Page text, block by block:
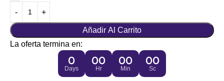
Añadir Al Carrito
La oferta termina en:
0
Days
00
Hr
00
Min
00
Sc